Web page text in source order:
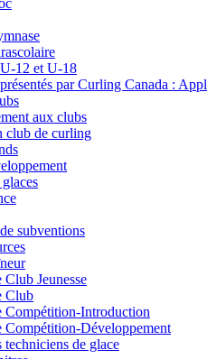
12 et U-18
par Curling Canada :
aux clubs
club de curling
subventions
Jeunesse
Club
Compétition-Introduction
Compétition-Développement
de glace